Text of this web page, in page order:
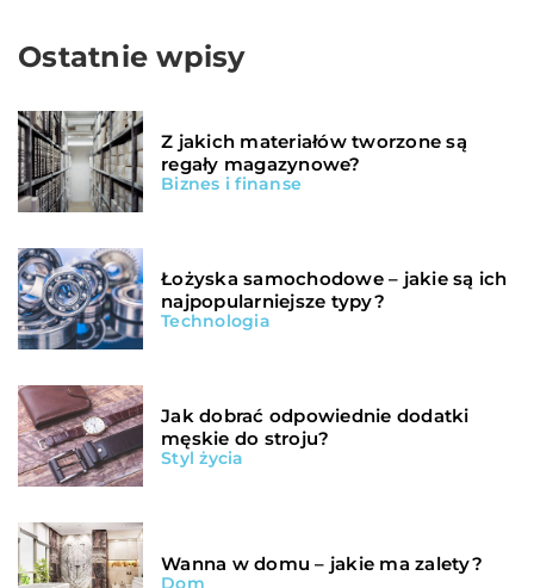
Ostatnie wpisy
Z jakich materiałów tworzone są
regały magazynowe?
Biznes i finanse
Łożyska samochodowe – jakie są ich
najpopularniejsze typy?
Technologia
Jak dobrać odpowiednie dodatki
męskie do stroju?
Styl życia
Wanna w domu – jakie ma zalety?
Dom